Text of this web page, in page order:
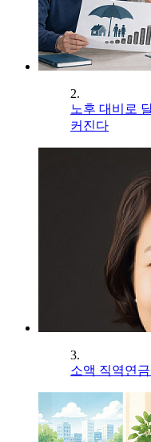
2.
노후 대비로
커진다
3.
소액 직역연